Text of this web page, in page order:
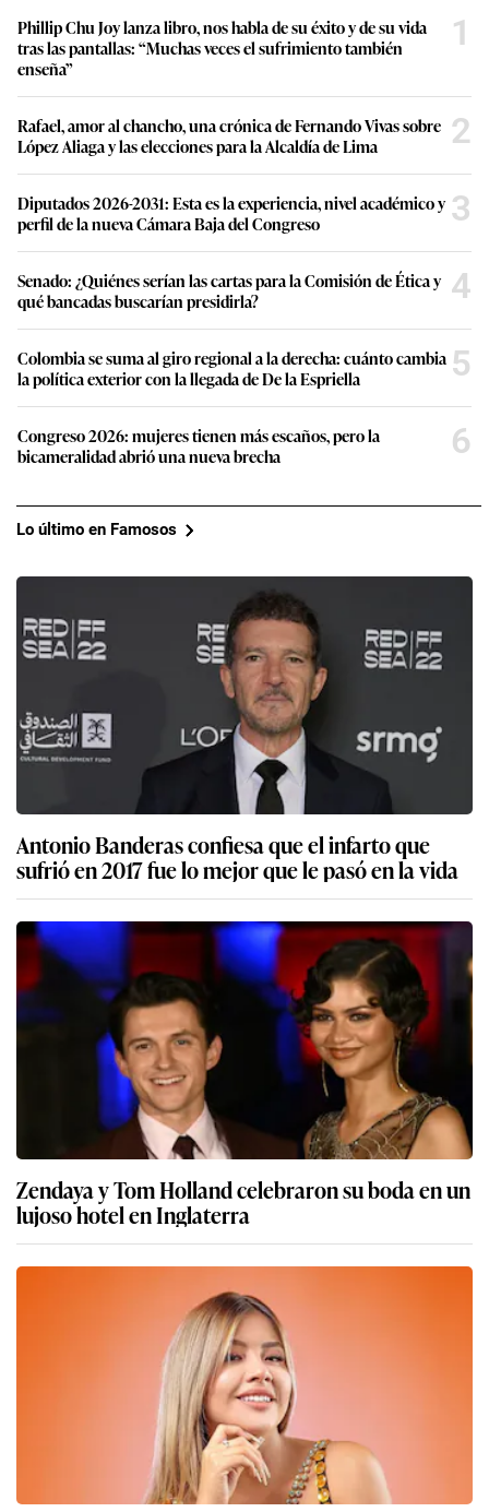
Phillip Chu Joy lanza libro, nos habla de su éxito y de su vida
tras las pantallas: “Muchas veces el sufrimiento también
enseña”
1
Rafael, amor al chancho, una crónica de Fernando Vivas sobre
López Aliaga y las elecciones para la Alcaldía de Lima
2
Diputados 2026-2031: Esta es la experiencia, nivel académico y
perfil de la nueva Cámara Baja del Congreso
3
Senado: ¿Quiénes serían las cartas para la Comisión de Ética y
qué bancadas buscarían presidirla?
4
Colombia se suma al giro regional a la derecha: cuánto cambia
la política exterior con la llegada de De la Espriella
5
Congreso 2026: mujeres tienen más escaños, pero la
bicameralidad abrió una nueva brecha
6
Lo último en Famosos
Antonio Banderas confiesa que el infarto que
sufrió en 2017 fue lo mejor que le pasó en la vida
Zendaya y Tom Holland celebraron su boda en un
lujoso hotel en Inglaterra